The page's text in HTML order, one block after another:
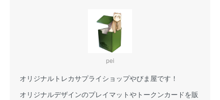
pei
オリジナルトレカサプライショップやびま屋です！
オリジナルデザインのプレイマットやトークンカードを販